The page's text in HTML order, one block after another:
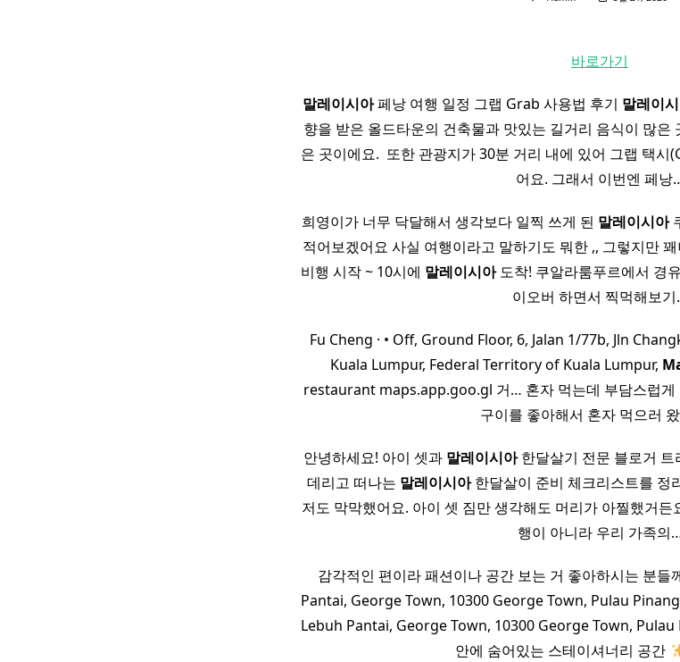
바로가기
말레이시아페낭 여행 일정 그랩 Grab 사용법 후기 말레이
향을 받은 올드타운의 건축물과 맛있는 길거리 음식이 많은
은 곳이에요. ​ 또한 관광지가 30분 거리 내에 있어 그랩 택시
어요. 그래서 이번엔 페낭
희영이가 너무 닥달해서 생각보다 일찍 쓰게 된 말레이시아
적어보겠어요 사실 여행이라고 말하기도 뭐한 ,, 그렇지만
비행 시작 ~ 10시에 말레이시아도착! 쿠알라룸푸르에서 경
이오버 하면서 찍먹해보
Fu Cheng · • Off, Ground Floor, 6, Jalan 1/77b, Jln
Kuala Lumpur, Federal Territory of Kuala Lumpur,
restaurant maps.app.goo.gl 거… 혼자 먹는데 부담스럽게
구이를 좋아해서 혼자 먹으러
안녕하세요! 아이 셋과 말레이시아한달살기 전문 블로거 트
데리고 떠나는 말레이시아한달살이 준비 체크리스트를 정
저도 막막했어요. 아이 셋 짐만 생각해도 머리가 아찔했거
행이 아니라 우리 가족의
감각적인 편이라 패션이나 공간 보는 거 좋아하시는 분
Pantai, George Town, 10300 George Town, Pulau
Lebuh Pantai, George Town, 10300 George Town, Pulau
안에 숨어있는 스테이셔너리 공간